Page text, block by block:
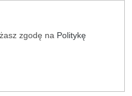
zgodę na Politykę